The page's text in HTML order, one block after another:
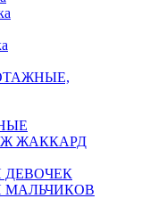
ЖАККАРД
ДЕВОЧЕК
МАЛЬЧИКОВ